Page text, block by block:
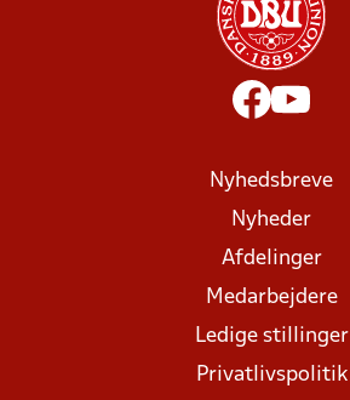
Nyhedsbreve
Nyheder
Afdelinger
Medarbejdere
Ledige stillinger
Privatlivspolitik